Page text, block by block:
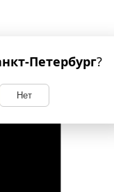
Петербург?
Нет